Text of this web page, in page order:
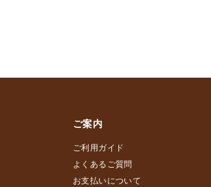
ご案内
ご利用ガイド
よくあるご質問
お支払いについて